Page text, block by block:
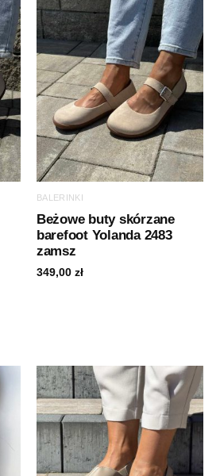
BALERINKI
Beżowe buty skórzane
barefoot Yolanda 2483
zamsz
349,00 zł